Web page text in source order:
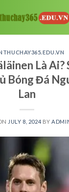
Là Ai?
Bóng Đá
Lan
JULY 8, 2024 BY